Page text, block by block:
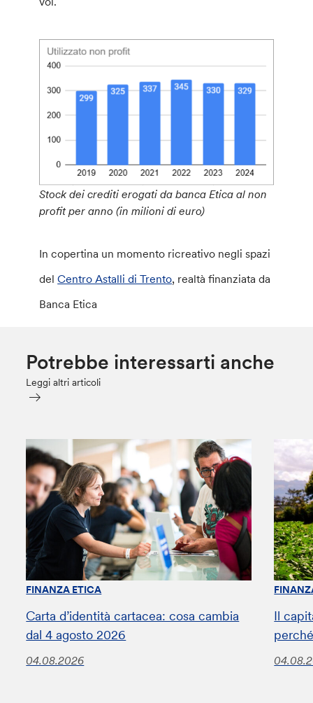
Stock dei crediti erogati da banca Etica al non
profit per anno (in milioni di euro)
In copertina un momento ricreativo negli spazi
delCentro Astalli di Trento, realtà finanziata da
Banca Etica
Potrebbe interessarti anche
Leggi altri articoli
FINANZA ETICA
Carta d’identità cartacea: cosa cambia
dal 4 agosto 2026
04.08.2026
Il